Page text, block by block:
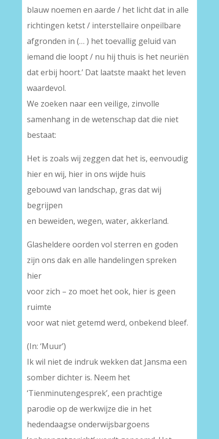
blauw noemen en aarde / het licht dat in alle
richtingen ketst / interstellaire onpeilbare
afgronden in (… ) het toevallig geluid van
iemand die loopt / nu hij thuis is het neuriën
dat erbij hoort.’ Dat laatste maakt het leven
waardevol.
We zoeken naar een veilige, zinvolle
samenhang in de wetenschap dat die niet
bestaat:
Het is zoals wij zeggen dat het is, eenvoudig
hier en wij, hier in ons wijde huis
gebouwd van landschap, gras dat wij
begrijpen
en beweiden, wegen, water, akkerland.
Glasheldere oorden vol sterren en goden
zijn ons dak en alle handelingen spreken
hier
voor zich – zo moet het ook, hier is geen
ruimte
voor wat niet getemd werd, onbekend bleef.
(In: ‘Muur’)
Ik wil niet de indruk wekken dat Jansma een
somber dichter is. Neem het
‘Tienminutengesprek’, een prachtige
parodie op de werkwijze die in het
hedendaagse onderwijsbargoens